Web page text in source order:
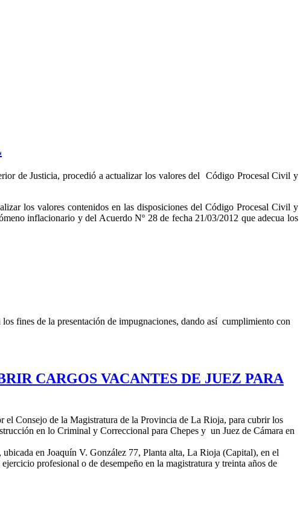
de Justicia, procedió a actualizar los valores del Código Procesal Civil y
los valores contenidos en las disposiciones del Código Procesal Civil y
inflacionario y del Acuerdo Nº 28 de fecha 21/03/2012 que adecua los
fines de la presentación de impugnaciones, dando así cumplimiento con
CARGOS VACANTES DE JUEZ PARA
Consejo de la Magistratura de la Provincia de La Rioja, para cubrir los
en lo Criminal y Correccional para Chepes y un Juez de Cámara en
en Joaquín V. González 77, Planta alta, La Rioja (Capital), en el
profesional o de desempeño en la magistratura y treinta años de